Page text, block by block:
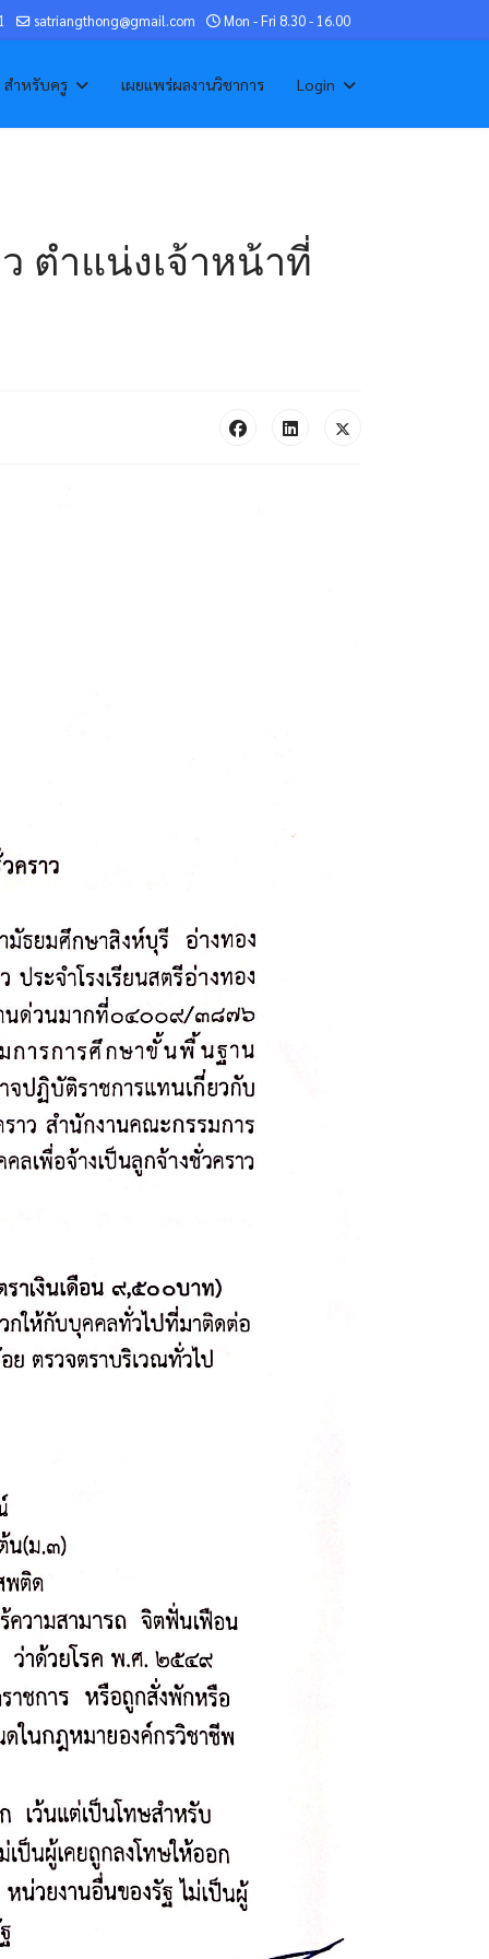
satriangthong@gmail.com Mon - Fri 8.30 - 16.00
สำหรับครู เผยแพร่ผลงานวิชาการ Login
ตำแน่งเจ้าหน้าที่